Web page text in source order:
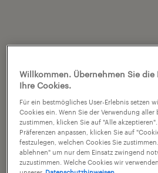
Willkommen. Übernehmen Sie die
Ihre Cookies.
Für ein bestmögliches User-Erlebnis setzen
Cookies ein. Wenn Sie der Verwendung aller
zustimmen, klicken Sie auf "Alle
Präferenzen anpassen, klicken Sie auf
festzulegen, welchen Cookies Sie
ablehnen" um nur dem Einsatz zwingend
zuzustimmen. Welche Cookies wir